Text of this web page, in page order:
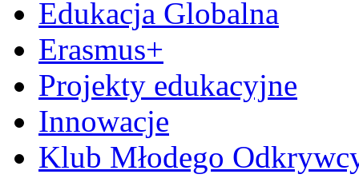
Edukacja Globalna
Erasmus+
Projekty edukacyjne
Innowacje
Klub Młodego